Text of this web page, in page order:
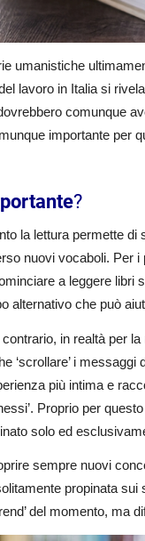
umanistiche
lavoro in Italia si
comunque
importante per
?
la lettura permette
nuovi vocaboli. Per
a leggere libri
alternativo che può
in realtà per
‘scrollare’ i
più intima e
Proprio per
solo ed
sempre nuovi
propinata
del momento, ma